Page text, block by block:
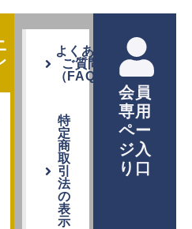
よくある
ご質問
（FAQ）
特
定
商
取
引
法
の
表
示
会員
専用
ペー
ジ入
り口